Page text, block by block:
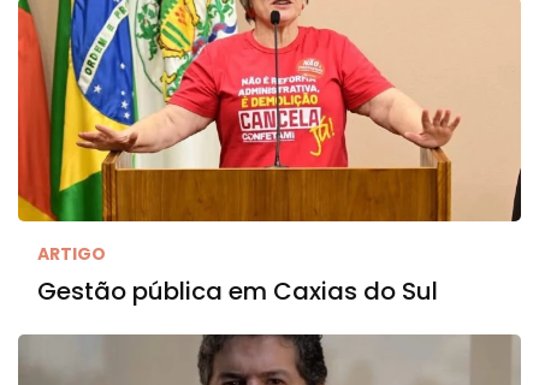
ARTIGO
Gestão pública em Caxias do Sul